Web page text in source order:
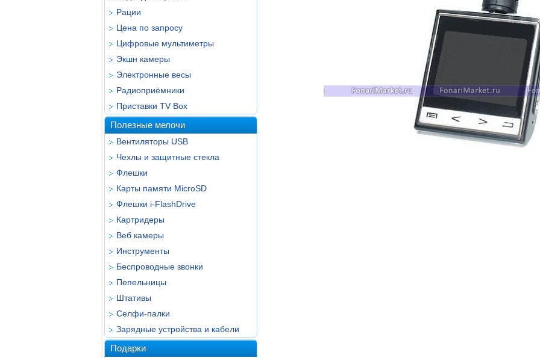
Рации
Цена по запросу
Цифровые мультиметры
Экшн камеры
Электронные весы
Радиоприёмники
Приставки TV Box
Полезные мелочи
Вентиляторы USB
Чехлы и защитные стекла
Флешки
Карты памяти MicroSD
Флешки i-FlashDrive
Картридеры
Веб камеры
Инструменты
Беспроводные звонки
Пепельницы
Штативы
Селфи-палки
Зарядные устройства и кабели
Подарки